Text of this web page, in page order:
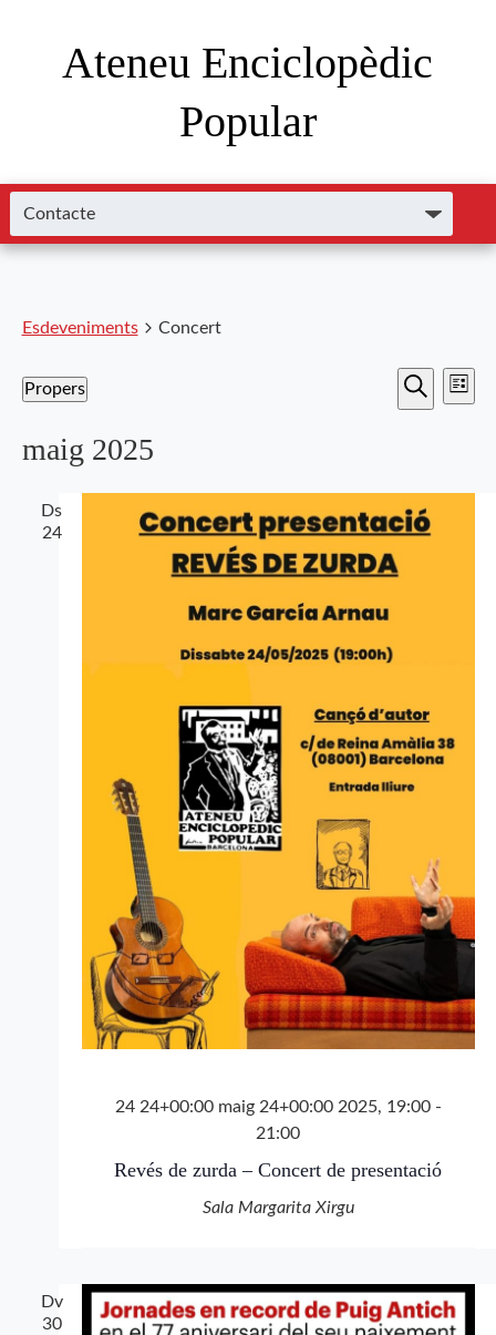
Ateneu Enciclopèdic
Popular
Esdeveniments Concert
cerca
Cerca de
Llista
Propers
maig 2025
Ds
24
24 24+00:00 maig 24+00:00 2025, 19:00-
21:00
Revés de zurda – Concert de presentació
Sala Margarita Xirgu
Dv
30